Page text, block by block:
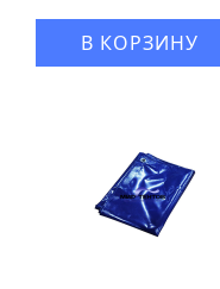
В КОРЗИНУ